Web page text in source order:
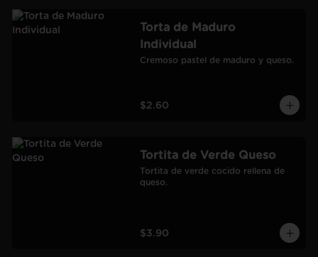
Torta de Maduro
Individual
Cremoso pastel de maduro y queso.
$2.60
Tortita de Verde Queso
Tortita de verde cocido rellena de
queso.
$3.90